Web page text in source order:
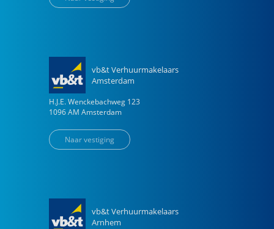
vb&t Verhuurmakelaars
Amsterdam
H.J.E. Wenckebachweg 123
1096 AM Amsterdam
Naar vestiging
vb&t Verhuurmakelaars
Arnhem